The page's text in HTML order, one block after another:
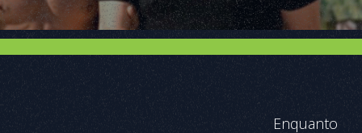
Enquanto